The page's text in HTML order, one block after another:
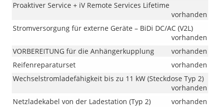
Proaktiver Service + iV Remote Services Lifetime
vorhanden
Stromversorgung für externe Geräte – BiDi DC/AC (V2L)
vorhanden
VORBEREITUNG für die Anhängerkupplung
vorhanden
Reifenreparaturset
vorhanden
Wechselstromladefähigkeit bis zu 11 kW (Steckdose Typ 2)
vorhanden
Netzladekabel von der Ladestation (Typ 2)
vorhanden